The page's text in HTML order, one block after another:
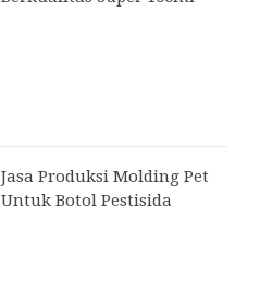
Jasa Produksi Molding Pet
Untuk Botol Pestisida